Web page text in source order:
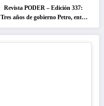
Revista PODER – Edición 337:
Tres años de gobierno Petro, entre
el cambio prometido y el
desencanto ciudadano